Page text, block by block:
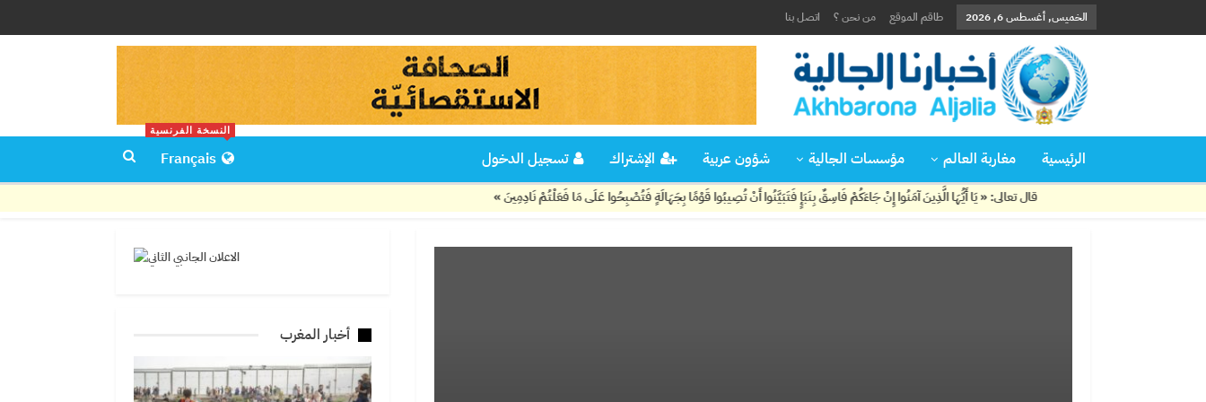
الخميس, أغسطس 6, 2026 طاقم الموقع من نحن ؟ اتصل بنا
الرئيسية مغاربة العالم مؤسسات الجالية شؤون عربية الإشتراك تسجيل الدخول Français
النسخة الفرنسية
قال تعالى: « يَا أَيُّهَا الَّذِينَ آمَنُوا إِنْ جَاءَكُمْ فَاسِقٌ بِنَبَإٍ فَتَبَيَّنُوا أَنْ تُصِيبُوا قَوْمًا بِجَهَالَةٍ فَتُصْبِحُوا عَلَى مَا فَعَلْتُمْ نَادِمِينَ »
أخبار المغرب